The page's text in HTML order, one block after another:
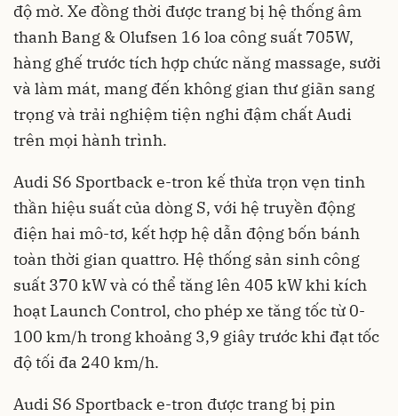
độ mờ. Xe đồng thời được trang bị hệ thống âm
thanh Bang & Olufsen 16 loa công suất 705W,
hàng ghế trước tích hợp chức năng massage, sưởi
và làm mát, mang đến không gian thư giãn sang
trọng và trải nghiệm tiện nghi đậm chất Audi
trên mọi hành trình.
Audi S6 Sportback e-tron kế thừa trọn vẹn tinh
thần hiệu suất của dòng S, với hệ truyền động
điện hai mô-tơ, kết hợp hệ dẫn động bốn bánh
toàn thời gian quattro. Hệ thống sản sinh công
suất 370 kW và có thể tăng lên 405 kW khi kích
hoạt Launch Control, cho phép xe tăng tốc từ 0-
100 km/h trong khoảng 3,9 giây trước khi đạt tốc
độ tối đa 240 km/h.
Audi S6 Sportback e-tron được trang bị pin